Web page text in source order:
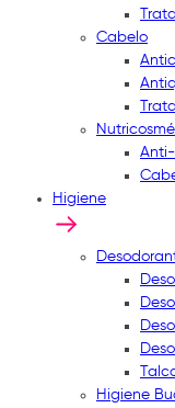
Cabelo
Higiene
Higiene